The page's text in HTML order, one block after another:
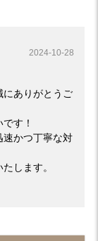
2024-10-28
にありがとうご
す！
速かつ丁寧な対
します。